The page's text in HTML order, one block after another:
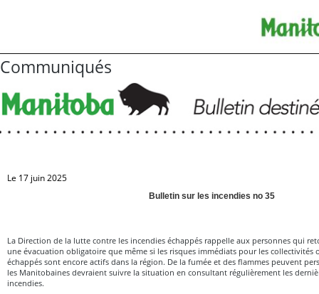
Communiqués
Le 17 juin 2025
Bulletin sur les incendies no 35
La Direction de la lutte contre les incendies échappés rappelle aux personnes qui
une évacuation obligatoire que même si les risques immédiats pour les collectivités
échappés sont encore actifs dans la région. De la fumée et des flammes peuvent
les Manitobaines devraient suivre la situation en consultant régulièrement les
incendies.